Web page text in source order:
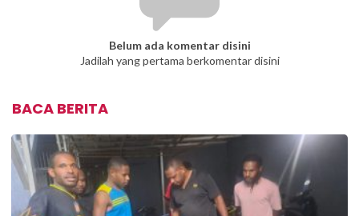
Belum ada komentar disini
Jadilah yang pertama berkomentar disini
BACA BERITA